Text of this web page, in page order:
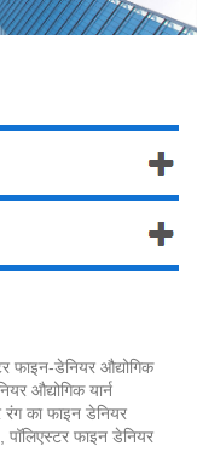
फाइन-डेनियर औद्योगिक
औद्योगिक यार्न
रंग का फाइन डेनियर
पॉलिएस्टर फाइन डेनियर